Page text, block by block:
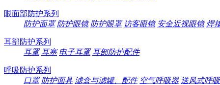
眼面部防护系列
防护面罩 防护眼镜 防护眼罩 访客眼镜 安全近视眼镜 焊
耳部防护系列
耳罩 耳塞 电子耳罩 耳部防护配件
呼吸防护系列
口罩 防护面具 滤盒与滤罐、配件 空气呼吸器 送风式呼